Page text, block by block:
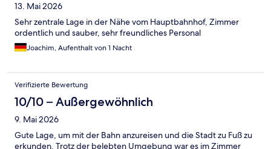
13. Mai 2026
Sehr zentrale Lage in der Nähe vom Hauptbahnhof, Zimmer
ordentlich und sauber, sehr freundliches Personal
Joachim, Aufenthalt von 1 Nacht
Verifizierte Bewertung
10/10 – Außergewöhnlich
9. Mai 2026
Gute Lage, um mit der Bahn anzureisen und die Stadt zu Fuß zu
erkunden. Trotz der belebten Umgebung war es im Zimmer